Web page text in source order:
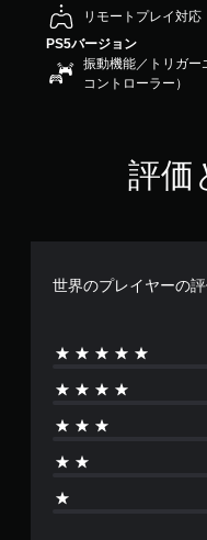
リモートプレイ対応
PS5バージョン
振動機能／トリガー
コントローラー）
評価
世界のプレイヤーの